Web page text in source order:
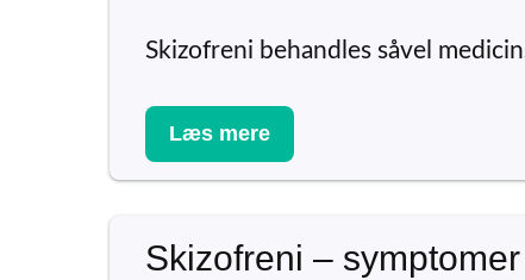
Skizofreni behandles såvel
Læs mere
Skizofreni – symptomer